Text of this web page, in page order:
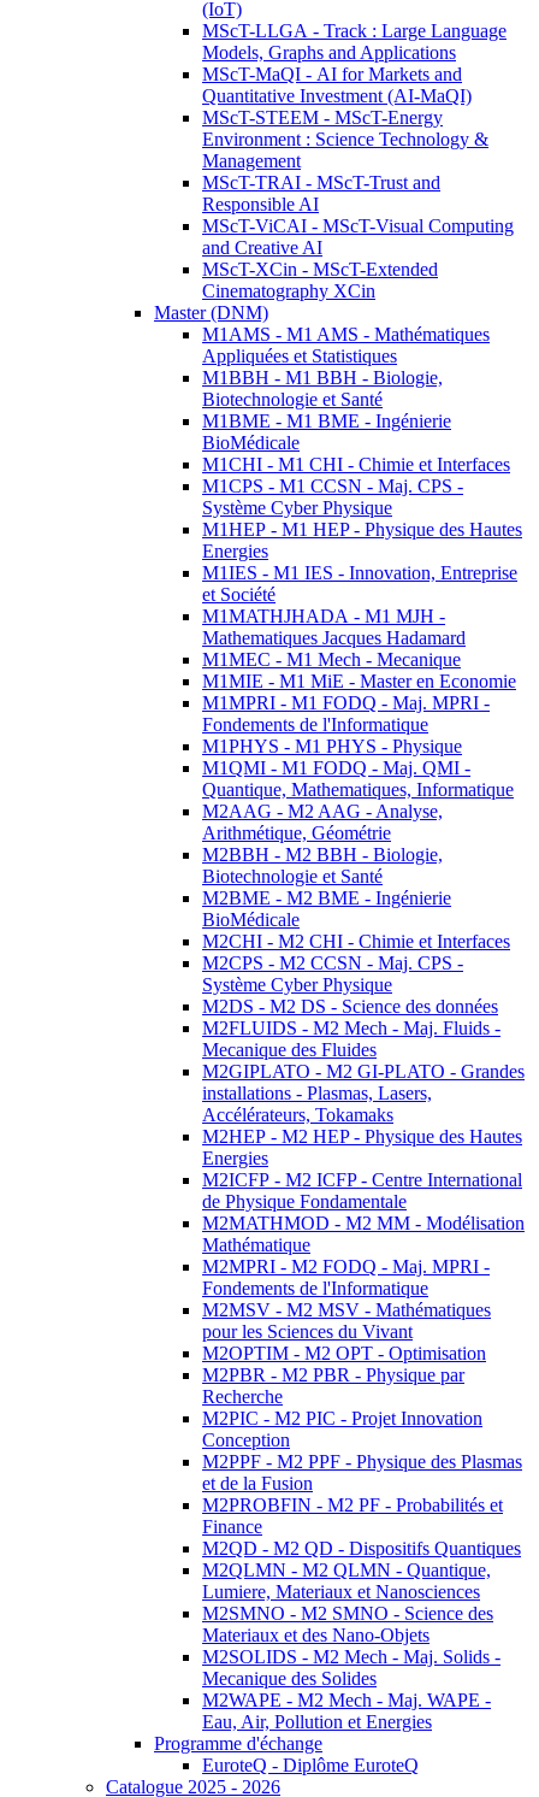
(IoT)
MScT-LLGA - Track : Large Language
Models, Graphs and Applications
MScT-MaQI - AI for Markets and
Quantitative Investment (AI-MaQI)
MScT-STEEM - MScT-Energy
Environment : Science Technology &
Management
MScT-TRAI - MScT-Trust and
Responsible AI
MScT-ViCAI - MScT-Visual Computing
and Creative AI
MScT-XCin - MScT-Extended
Cinematography XCin
Master (DNM)
M1AMS - M1 AMS - Mathématiques
Appliquées et Statistiques
M1BBH - M1 BBH - Biologie,
Biotechnologie et Santé
M1BME - M1 BME - Ingénierie
BioMédicale
M1CHI - M1 CHI - Chimie et Interfaces
M1CPS - M1 CCSN - Maj. CPS -
Système Cyber Physique
M1HEP - M1 HEP - Physique des Hautes
Energies
M1IES - M1 IES - Innovation, Entreprise
et Société
M1MATHJHADA - M1 MJH -
Mathematiques Jacques Hadamard
M1MEC - M1 Mech - Mecanique
M1MIE - M1 MiE - Master en Economie
M1MPRI - M1 FODQ - Maj. MPRI -
Fondements de l'Informatique
M1PHYS - M1 PHYS - Physique
M1QMI - M1 FODQ - Maj. QMI -
Quantique, Mathematiques, Informatique
M2AAG - M2 AAG - Analyse,
Arithmétique, Géométrie
M2BBH - M2 BBH - Biologie,
Biotechnologie et Santé
M2BME - M2 BME - Ingénierie
BioMédicale
M2CHI - M2 CHI - Chimie et Interfaces
M2CPS - M2 CCSN - Maj. CPS -
Système Cyber Physique
M2DS - M2 DS - Science des données
M2FLUIDS - M2 Mech - Maj. Fluids -
Mecanique des Fluides
M2GIPLATO - M2 GI-PLATO - Grandes
installations - Plasmas, Lasers,
Accélérateurs, Tokamaks
M2HEP - M2 HEP - Physique des Hautes
Energies
M2ICFP - M2 ICFP - Centre International
de Physique Fondamentale
M2MATHMOD - M2 MM - Modélisation
Mathématique
M2MPRI - M2 FODQ - Maj. MPRI -
Fondements de l'Informatique
M2MSV - M2 MSV - Mathématiques
pour les Sciences du Vivant
M2OPTIM - M2 OPT - Optimisation
M2PBR - M2 PBR - Physique par
Recherche
M2PIC - M2 PIC - Projet Innovation
Conception
M2PPF - M2 PPF - Physique des Plasmas
et de la Fusion
M2PROBFIN - M2 PF - Probabilités et
Finance
M2QD - M2 QD - Dispositifs Quantiques
M2QLMN - M2 QLMN - Quantique,
Lumiere, Materiaux et Nanosciences
M2SMNO - M2 SMNO - Science des
Materiaux et des Nano-Objets
M2SOLIDS - M2 Mech - Maj. Solids -
Mecanique des Solides
M2WAPE - M2 Mech - Maj. WAPE -
Eau, Air, Pollution et Energies
Programme d'échange
EuroteQ - Diplôme EuroteQ
Catalogue 2025 - 2026